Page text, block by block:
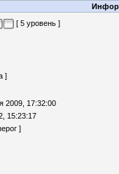
[ 5 уровень ]
]
2009, 17:32:00
15:23:17
]